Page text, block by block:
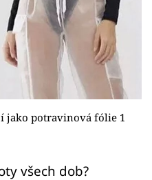
jako potravinová fólie 1
všech dob?